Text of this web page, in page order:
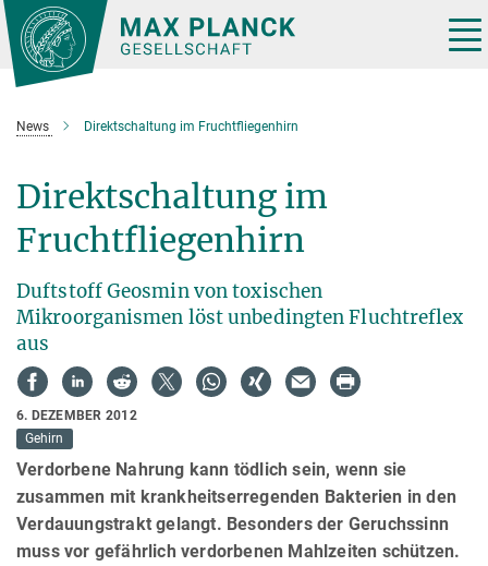
Hauptinhalt
News Direktschaltung im Fruchtfliegenhirn
Direktschaltung im
Fruchtfliegenhirn
Duftstoff Geosmin von toxischen
Mikroorganismen löst unbedingten Fluchtreflex
aus
6. DEZEMBER 2012
Gehirn
Verdorbene Nahrung kann tödlich sein, wenn sie
zusammen mit krankheitserregenden Bakterien in den
Verdauungstrakt gelangt. Besonders der Geruchssinn
muss vor gefährlich verdorbenen Mahlzeiten schützen.